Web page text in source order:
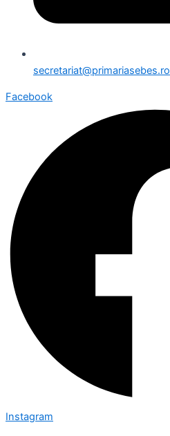
secretariat@primariasebes.ro
Facebook
Instagram